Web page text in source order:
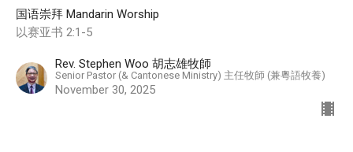
国语崇拜 Mandarin Worship
以赛亚书 2:1-5
Rev. Stephen Woo 胡志雄牧師
Senior Pastor (& Cantonese Ministry) 主任牧師 (兼粵語牧養)
November 30, 2025